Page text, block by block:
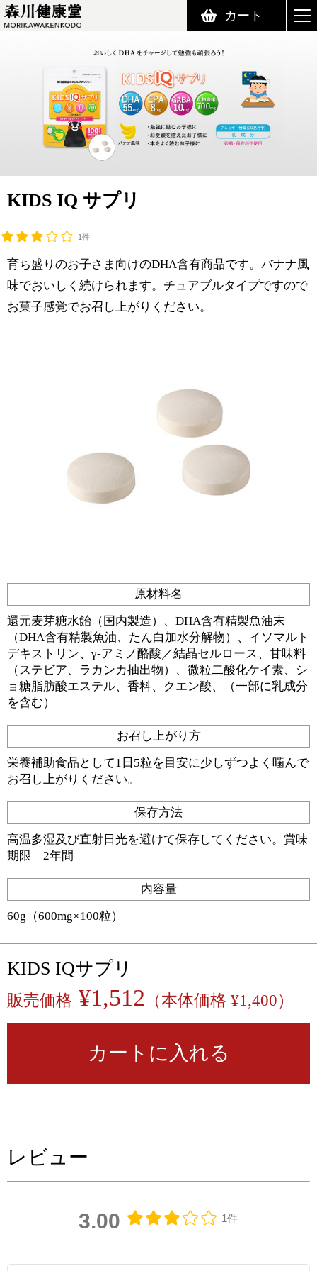
カート
KIDS IQ サプリ
1件
育ち盛りのお子さま向けのDHA含有商品です。バナナ風
味でおいしく続けられます。チュアブルタイプですので
お菓子感覚でお召し上がりください。
原材料名
還元麦芽糖水飴（国内製造）、DHA含有精製魚油末
（DHA含有精製魚油、たん白加水分解物）、イソマルト
デキストリン、γ-アミノ酪酸／結晶セルロース、甘味料
（ステビア、ラカンカ抽出物）、微粒二酸化ケイ素、シ
ョ糖脂肪酸エステル、香料、クエン酸、（一部に乳成分
を含む）
お召し上がり方
栄養補助食品として1日5粒を目安に少しずつよく噛んで
お召し上がりください。
保存方法
高温多湿及び直射日光を避けて保存してください。賞味
期限 2年間
内容量
60g（600mg×100粒）
KIDS IQサプリ
販売価格 ¥1,512 （本体価格 ¥1,400）
カートに入れる
レビュー
3.00 1件